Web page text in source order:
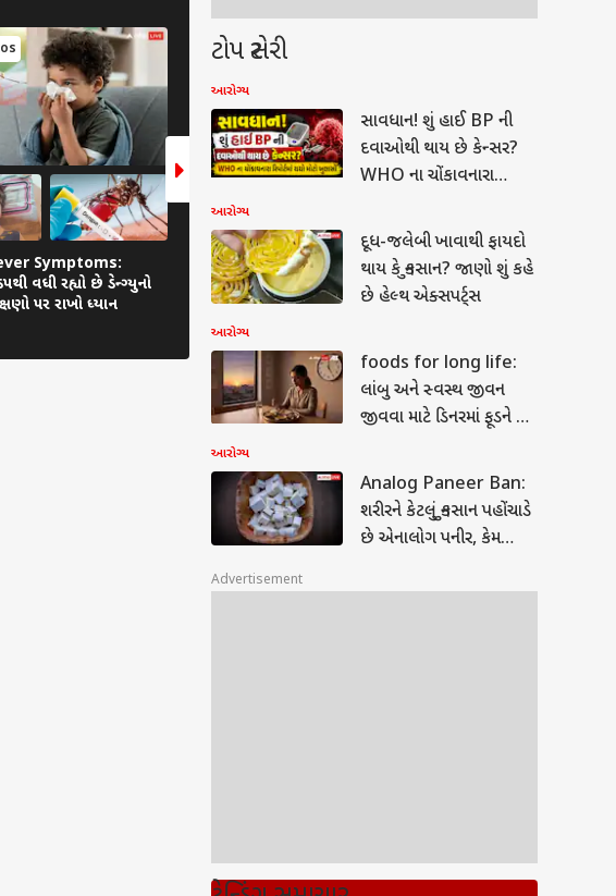
Symptoms:
વધી રહ્યો છે ડેન્ગ્યુનો
પર રાખો ધ્યાન
6 Photos
બાળકોમાં ચાંદીપુરા વાયરસનો કેમ છે
સૌથી વધુ ખતરો?
Fatty Liver Disease:
મળતા આ સંકેતો ન કરો
લીવરમાં થઈ શકે ગંભીર
ટોપ સ્ટોરી
આરોગ્ય
સાવધાન! શું હાઈ BP ની
દવાઓથી થાય છે કેન્સર?
WHO ના ચોંકાવનારા
આરોગ્ય
દૂધ-જલેબી ખાવાથી ફાયદો
થાય કે નુકસાન? જાણો શું કહે
છે હેલ્થ એક્સપર્ટ્સ
આરોગ્ય
foods for long life:
લાંબુ અને સ્વસ્થ જીવન
જીવવા માટે ડિનરમાં ફૂડને કરો
આરોગ્ય
Analog Paneer Ban:
શરીરને કેટલું નુકસાન પહોંચાડે
છે એનાલોગ પનીર, કેમ
Advertisement
તૂટી પડશે, જાણો
દેશ
હવામાન વિભાગની લેટેસ્ટ
આગાહી: 7 દિવસ સતત આ
રાજ્યોમાં તૂટી પડશે મુશળધાર
ગુજરાત
વરસાદની આગાહી: જાણો